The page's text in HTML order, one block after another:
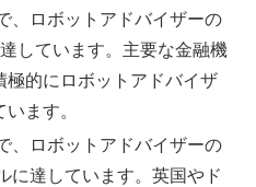
、ロボットアドバイザーの
しています。主要な金融機
極的にロボットアドバイザ
ます。
、ロボットアドバイザーの
に達しています。英国やド